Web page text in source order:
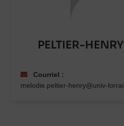
PELTIER-
Courriel :
melodie.peltier-henry@univ-